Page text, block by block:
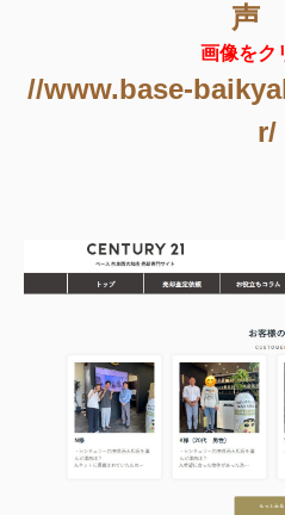
声
画像をク
//www.base-
r/